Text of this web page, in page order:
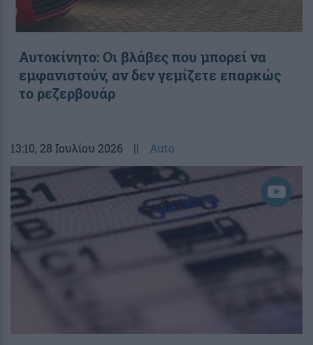
Αυτοκίνητο: Οι βλάβες που μπορεί να
εμφανιστούν, αν δεν γεμίζετε επαρκώς
το ρεζερβουάρ
13:10, 28 Ιουλίου 2026 || Auto